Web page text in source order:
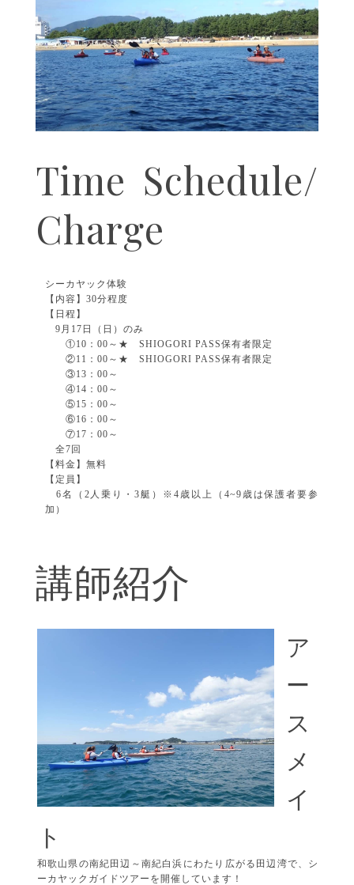
Time Schedule/
Charge
シーカヤック体験
【内容】30分程度
【日程】
9月17日（日）のみ
①10：00～★ SHIOGORI PASS保有者限定
②11：00～★ SHIOGORI PASS保有者限定
③13：00～
④14：00～
⑤15：00～
⑥16：00～
⑦17：00～
全7回
【料金】 無料
【定員】
6名（2人乗り・3艇）※4歳以上（4~9歳は保護者要参
加）
講師紹介
ア
ー
ス
メ
イ
ト
和歌山県の南紀田辺～南紀白浜にわたり広がる田辺湾で、シ
ーカヤックガイドツアーを開催しています！